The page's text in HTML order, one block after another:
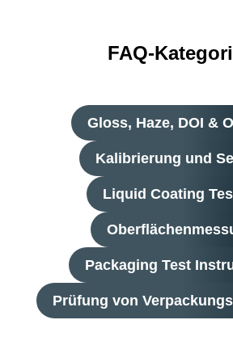
FAQ-
Gloss, Haze, DOI &
Kalibrierung und
Liquid Coating
Packaging Test
Prüfung von